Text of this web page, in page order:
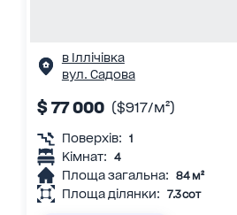
в Іллічівка
вул. Садова
$ 77 000 ($917/м²)
Поверхів: 1
Кімнат: 4
Площа загальна: 84 м²
Площа ділянки: 7.3 сот